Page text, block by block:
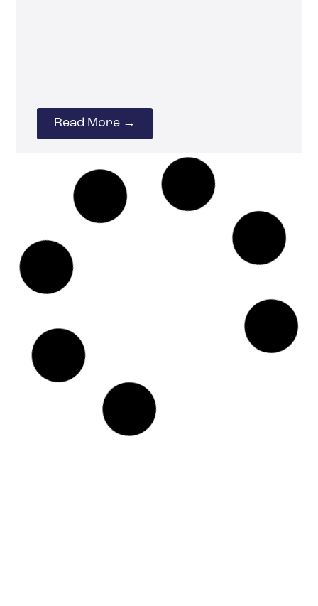
Read More →
ORGANISATION
20 février 2025
Comment réintroduire
le travail de bureau
tout en garantissant la
santé de vos employés
La réintroduction du travail de bureau
est un impératif pour la plupart des
entreprises. Notamment celles dont les
activités ne sont pas adaptées à ce
mode de collaboration. Cependant,
quelques dispositions doivent être
prises. Il s’agit de rassurer les salariés